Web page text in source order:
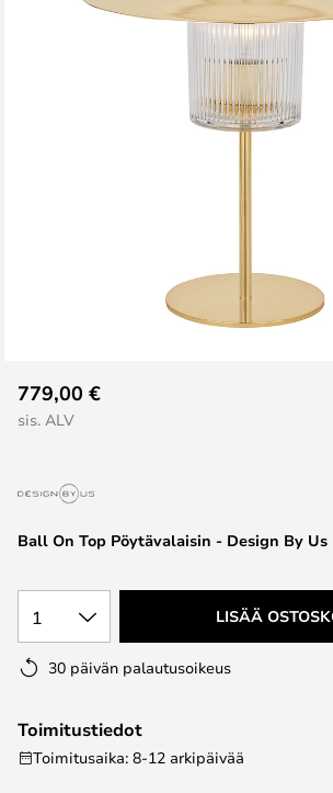
to
the
images
Ball On Top Pöytävalaisin - Design By Us
779,00 €
sis. ALV
1 LISÄÄ
30 päivän palautusoikeus
Toimitustiedot
Toimitusaika: 8-12 arkipäivää